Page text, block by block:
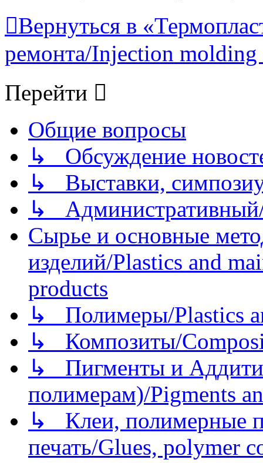
Вернуться в
ремонта/Injection molding
Перейти
Общие вопросы
↳ Обсуждение
↳ Выставки,
↳
Сырье и основные
изделий/Plastics and
products
↳ Полимеры/Plastics
↳ Композиты/
↳ Пигменты и
полимерам)/Pigments
↳ Клеи, полимерные
печать/Glues, polymer